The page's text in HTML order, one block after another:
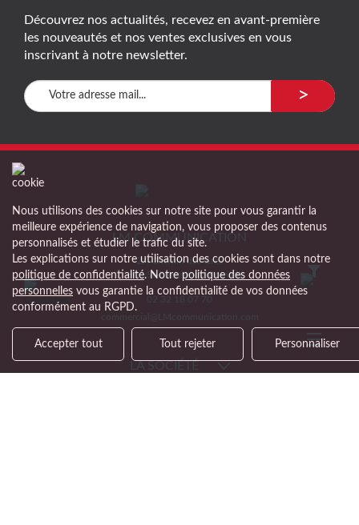
Découvrez nos actualités, recevez en avant-première
les nouveautés et nos ventes exclusives en vous
inscrivant à notre newsletter.
>
LM COMMUNICATION
ZA Chemin des Grès
76800 St-Etienne-du-Rouvray
LA SOCIÉTÉ
Nous utilisons des cookies sur notre site pour vous garantir la
meilleure expérience de navigation, vous proposer des contenus
personnalisés et étudier le trafic du site.
Les explications sur notre utilisation des cookies sont dans notre
politique de confidentialité. Notre politique des données
personnelles vous garantie la confidentialité de vos données
conformément au RGPD.
Accepter tout Tout rejeter Personnaliser